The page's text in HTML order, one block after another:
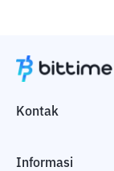
Kontak
Informasi